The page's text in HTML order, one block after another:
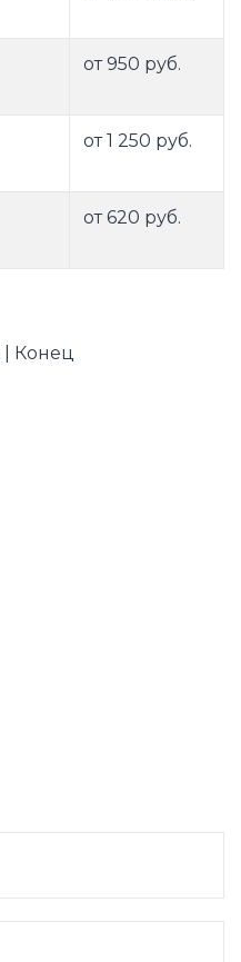
от 950 руб.
от 1 250 руб.
от 620 руб.
Конец